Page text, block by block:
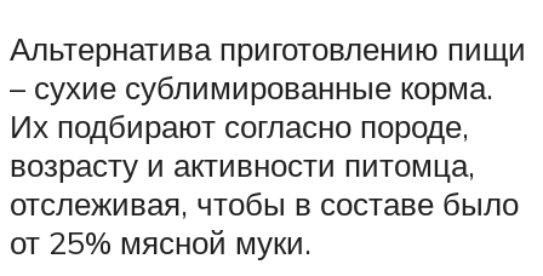
Альтернатива приготовлению пищи
– сухие сублимированные корма.
Их подбирают согласно породе,
возрасту и активности питомца,
отслеживая, чтобы в составе было
от 25% мясной муки.